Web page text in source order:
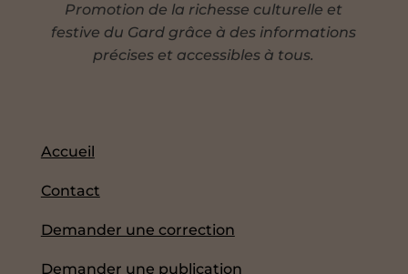
Promotion de la richesse culturelle et
festive du Gard grâce à des informations
précises et accessibles à tous.
Accueil
Contact
Demander une correction
Demander une publication